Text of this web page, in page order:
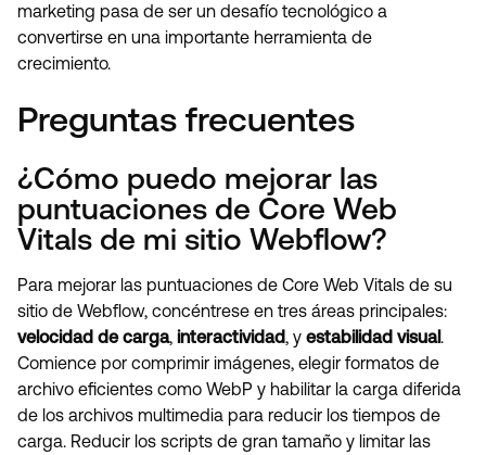
marketing pasa de ser un desafío tecnológico a
convertirse en una importante herramienta de
crecimiento.
Preguntas frecuentes
¿Cómo puedo mejorar las
puntuaciones de Core Web
Vitals de mi sitio Webflow?
Para mejorar las puntuaciones de Core Web Vitals de su
sitio de Webflow, concéntrese en tres áreas principales:
velocidad de carga, interactividad, y estabilidad visual.
Comience por comprimir imágenes, elegir formatos de
archivo eficientes como WebP y habilitar la carga diferida
de los archivos multimedia para reducir los tiempos de
carga. Reducir los scripts de gran tamaño y limitar las